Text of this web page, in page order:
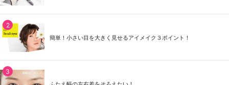
簡単！小さい目を大きく見せるアイメイク３ポイント！